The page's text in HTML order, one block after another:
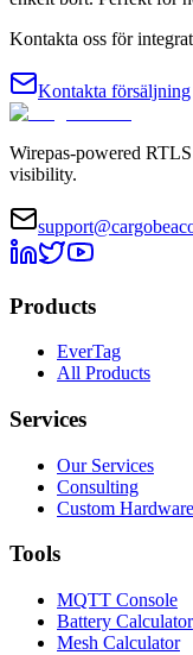
Kontakta oss för
Kontakta försäljning
Wirepas-powered
visibility.
Products
EverTag
All Products
Services
Our Services
Consulting
Custom Hardware
Tools
MQTT Console
Battery Calculator
Mesh Calculator